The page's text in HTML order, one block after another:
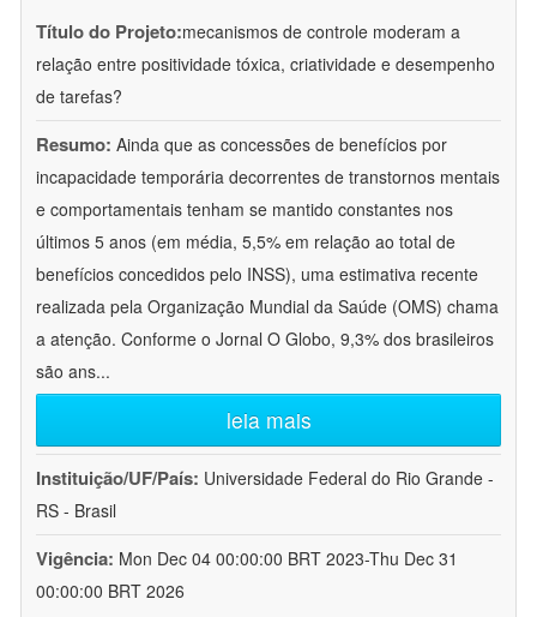
Título do Projeto:mecanismos de controle moderam a
relação entre positividade tóxica, criatividade e desempenho
de tarefas?
Resumo: Ainda que as concessões de benefícios por
incapacidade temporária decorrentes de transtornos mentais
e comportamentais tenham se mantido constantes nos
últimos 5 anos (em média, 5,5% em relação ao total de
benefícios concedidos pelo INSS), uma estimativa recente
realizada pela Organização Mundial da Saúde (OMS) chama
a atenção. Conforme o Jornal O Globo, 9,3% dos brasileiros
são ans...
leia mais
Instituição/UF/País: Universidade Federal do Rio Grande -
RS - Brasil
Vigência: Mon Dec 04 00:00:00 BRT 2023-Thu Dec 31
00:00:00 BRT 2026